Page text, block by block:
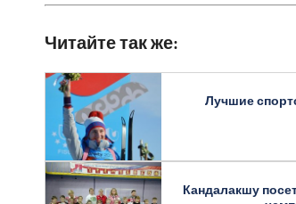
Читайте так же:
Лучшие
Кандалакшу